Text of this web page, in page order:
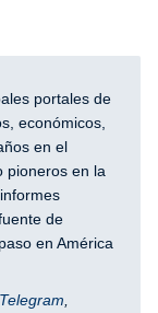
portales de
económicos,
en el
pioneros en la
de
en América
Telegram